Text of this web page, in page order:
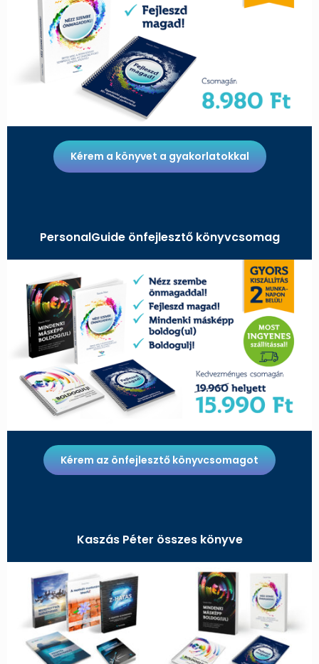
Kérem a könyvet a gyakorlatokkal
PersonalGuide önfejlesztő könyvcsomag
Kérem az önfejlesztő könyvcsomagot
Kaszás Péter összes könyve